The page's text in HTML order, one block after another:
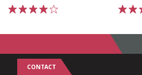
CONTACT